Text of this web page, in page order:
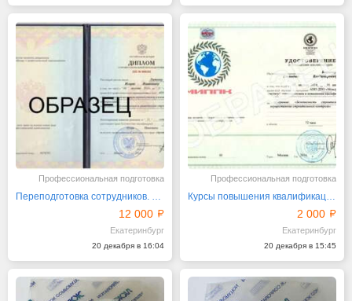
Профессиональная подготовка
Переподготовка сотрудников. Профпереподготовка
12 000
Екатеринбург
20 декабря в 16:04
Профессиональная подготовка
Курсы повышения квалификации и Профпереподготовка
2 000
Екатеринбург
20 декабря в 15:45